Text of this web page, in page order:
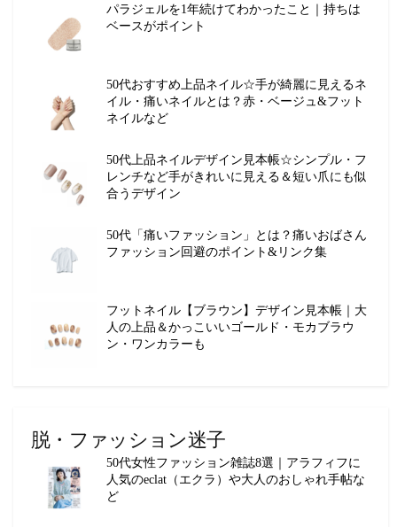
パラジェルを1年続けてわかったこと｜持ちは
ベースがポイント
50代おすすめ上品ネイル☆手が綺麗に見えるネ
イル・痛いネイルとは？赤・ベージュ&フット
ネイルなど
50代上品ネイルデザイン見本帳☆シンプル・フ
レンチなど手がきれいに見える＆短い爪にも似
合うデザイン
50代「痛いファッション」とは？痛いおばさん
ファッション回避のポイント&リンク集
フットネイル【ブラウン】デザイン見本帳｜大
人の上品＆かっこいいゴールド・モカブラウ
ン・ワンカラーも
脱・ファッション迷子
50代女性ファッション雑誌8選｜アラフィフに
人気のeclat（エクラ）や大人のおしゃれ手帖な
ど